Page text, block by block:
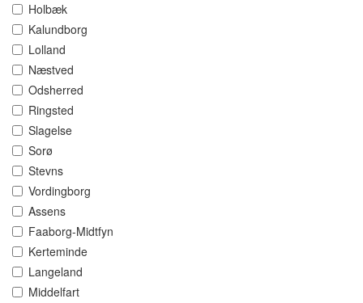
Holbæk
Kalundborg
Lolland
Næstved
Odsherred
Ringsted
Slagelse
Sorø
Stevns
Vordingborg
Assens
Faaborg-Midtfyn
Kerteminde
Langeland
Middelfart